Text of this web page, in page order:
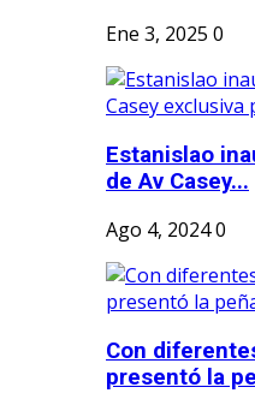
Ene 3, 2025 0
Estanislao
de Av Casey...
Ago 4, 20240
Con
presentó la